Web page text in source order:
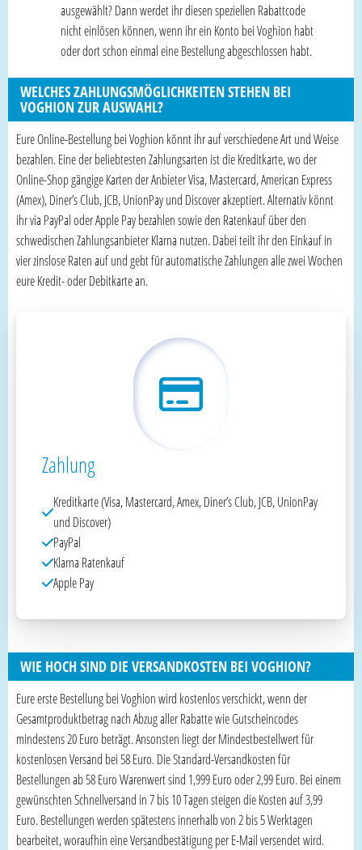
ausgewählt? Dann werdet ihr diesen speziellen Rabattcode
nicht einlösen können, wenn ihr ein Konto bei Voghion habt
oder dort schon einmal eine Bestellung abgeschlossen habt.
WELCHES ZAHLUNGSMÖGLICHKEITEN STEHEN BEI
VOGHION ZUR AUSWAHL?
Eure Online-Bestellung bei Voghion könnt ihr auf verschiedene Art und Weise
bezahlen. Eine der beliebtesten Zahlungsarten ist die Kreditkarte, wo der
Online-Shop gängige Karten der Anbieter Visa, Mastercard, American Express
(Amex), Diner’s Club, JCB, UnionPay und Discover akzeptiert. Alternativ könnt
ihr via PayPal oder Apple Pay bezahlen sowie den Ratenkauf über den
schwedischen Zahlungsanbieter Klarna nutzen. Dabei teilt ihr den Einkauf in
vier zinslose Raten auf und gebt für automatische Zahlungen alle zwei Wochen
eure Kredit- oder Debitkarte an.
Zahlung
Kreditkarte (Visa, Mastercard, Amex, Diner’s Club, JCB, UnionPay
und Discover)
PayPal
Klarna Ratenkauf
Apple Pay
WIE HOCH SIND DIE VERSANDKOSTEN BEI VOGHION?
Eure erste Bestellung bei Voghion wird kostenlos verschickt, wenn der
Gesamtproduktbetrag nach Abzug aller Rabatte wie Gutscheincodes
mindestens 20 Euro beträgt. Ansonsten liegt der Mindestbestellwert für
kostenlosen Versand bei 58 Euro. Die Standard-Versandkosten für
Bestellungen ab 58 Euro Warenwert sind 1,999 Euro oder 2,99 Euro. Bei einem
gewünschten Schnellversand in 7 bis 10 Tagen steigen die Kosten auf 3,99
Euro. Bestellungen werden spätestens innerhalb von 2 bis 5 Werktagen
bearbeitet, woraufhin eine Versandbestätigung per E-Mail versendet wird.